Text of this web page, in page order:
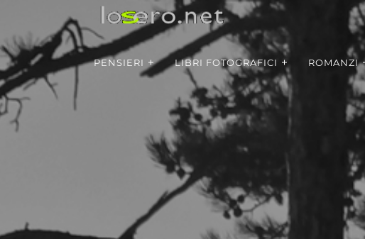
PENSIERI LIBRI FOTOGRAFICI ROMANZI